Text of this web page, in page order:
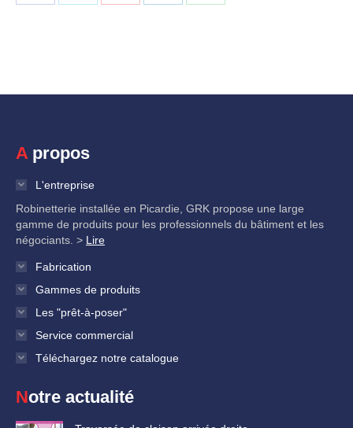
A propos
L'entreprise
Robinetterie installée en Picardie, GRK propose une large
gamme de produits pour les professionnels du bâtiment et les
négociants. > Lire
Fabrication
Gammes de produits
Les "prêt-à-poser"
Service commercial
Téléchargez notre catalogue
Notre actualité